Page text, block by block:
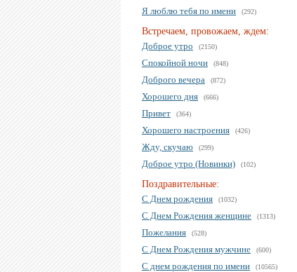
Я люблю тебя по имени (292)
Встречаем, провожаем, ждем:
Доброе утро
(2150)
Спокойной ночи (848)
Доброго вечера (872)
Хорошего дня (666)
Привет (364)
Хорошего настроения (426)
Жду, скучаю (299)
Доброе утро (Новинки) (102)
Поздравительные:
С Днем рождения
(1032)
С Днем Рождения женщине (1313)
Пожелания (528)
С Днем Рождения мужчине (600)
С днем рождения по имени (10565)